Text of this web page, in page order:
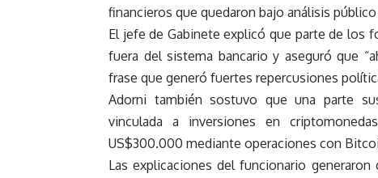
financieros que quedaron bajo análisis
El jefe de Gabinete explicó que parte de los
fuera del sistema bancario y aseguró que
frase que generó fuertes repercusiones
Adorni también sostuvo que una parte
vinculada a inversiones en
US$300.000 mediante operaciones con
Las explicaciones del funcionario